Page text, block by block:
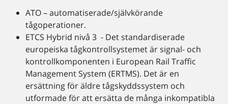
ATO – automatiserade/självkörande
tågoperationer.
ETCS Hybrid nivå 3 - Det standardiserade
europeiska tågkontrollsystemet är signal- och
kontrollkomponenten i European Rail Traffic
Management System (ERTMS). Det är en
ersättning för äldre tågskyddssystem och
utformade för att ersätta de många inkompatibla